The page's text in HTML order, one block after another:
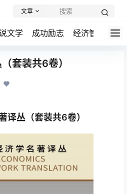
文学 成功励志 经济管理 学
文章
套装共6卷）
译丛（套装共6卷）